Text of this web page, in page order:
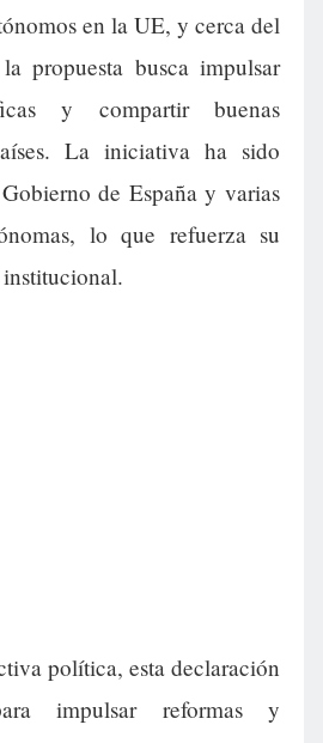
en la UE, y cerca del
propuesta busca impulsar
y compartir buenas
La iniciativa ha sido
de España y varias
lo que refuerza su
política, esta declaración
impulsar reformas y